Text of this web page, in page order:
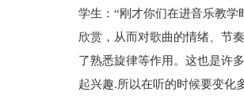
学生：“刚才你们在进音乐教
欣赏，从而对歌曲的情绪、节
了熟悉旋律等作用。这也是许
起兴趣.所以在听的时候要变化